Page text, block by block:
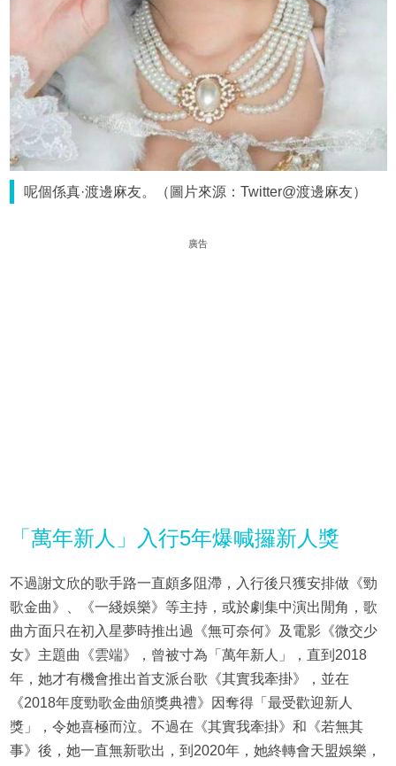
呢個係真·渡邊麻友。（圖片來源：Twitter@渡邊麻友）
廣告
「萬年新人」入行5年爆喊攞新人獎
不過謝文欣的歌手路一直頗多阻滯，入行後只獲安排做《勁
歌金曲》、《一綫娛樂》等主持，或於劇集中演出閒角，歌
曲方面只在初入星夢時推出過《無可奈何》及電影《微交少
女》主題曲《雲端》，曾被寸為「萬年新人」，直到2018
年，她才有機會推出首支派台歌《其實我牽掛》，並在
《2018年度勁歌金曲頒獎典禮》因奪得「最受歡迎新人
獎」，令她喜極而泣。不過在《其實我牽掛》和《若無其
事》後，她一直無新歌出，到2020年，她終轉會天盟娛樂，